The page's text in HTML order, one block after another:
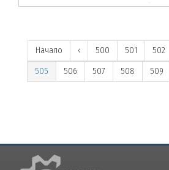
Диаметр располож. отверстий, мм:
Начало ‹ 500 501 502
505
506 507 508 509